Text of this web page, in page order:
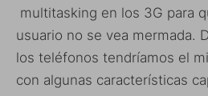
multitasking en los 3G para
usuario no se vea mermada.
los teléfonos tendríamos el
con algunas características